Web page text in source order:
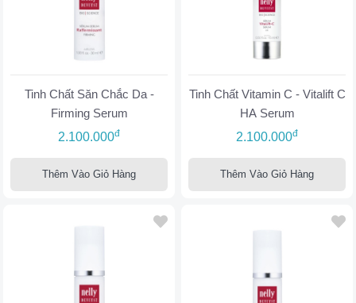
Tinh Chất Săn Chắc Da -
Firming Serum
2.100.000đ
Thêm Vào Giỏ Hàng
Tinh Chất Vitamin C - Vitalift C
HA Serum
2.100.000đ
Thêm Vào Giỏ Hàng